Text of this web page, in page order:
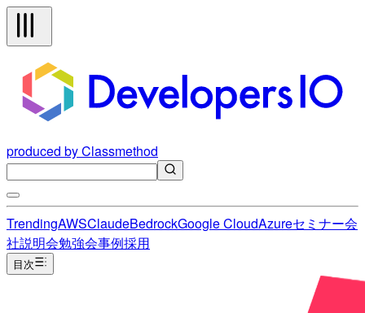
produced by Classmethod
TrendingAWSClaudeBedrockGoogle CloudAzureセミナー会
社説明会勉強会事例採用
目次